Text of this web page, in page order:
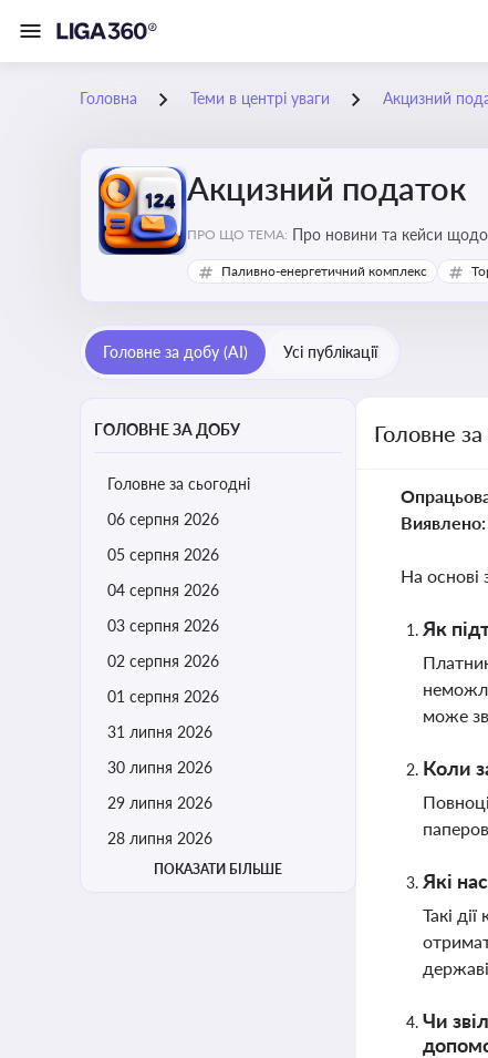
Головна Теми в центрі уваги Акцизний
Акцизний податок
ПРО ЩО ТЕМА: Про новини та кейси щодо
продукцію, з метою
Паливно-енергетичний комплекс
Головне за добу (AI) Усі публікації
ГОЛОВНЕ ЗА ДОБУ
Головне за сьогодні
06 серпня 2026
05 серпня 2026
04 серпня 2026
03 серпня 2026
02 серпня 2026
01 серпня 2026
31 липня 2026
30 липня 2026
29 липня 2026
28 липня 2026
ПОКАЗАТИ БІЛЬШЕ
Головне
Виявлено:
На основі
Як
може
Коли
Які
Такі
Чи